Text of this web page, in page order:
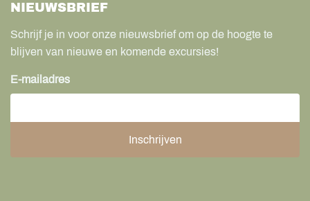
NIEUWSBRIEF
Schrijf je in voor onze nieuwsbrief om op de hoogte te
blijven van nieuwe en komende excursies!
E-mailadres